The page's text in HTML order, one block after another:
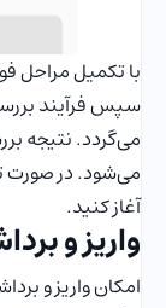
با تکمیل مراحل
سپس فرآیند
می‌گردد. نتیجه
می‌شود. در صورت
آغاز کنید.
واریز و
امکان واریز و